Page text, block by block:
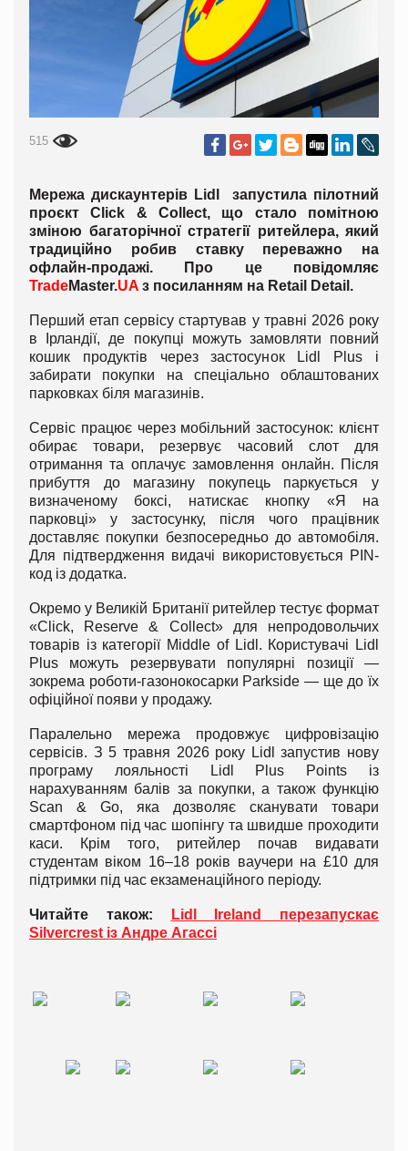
515
Мережа дискаунтерів Lidl запустила пілотний
проєкт Click & Collect, що стало помітною
зміною багаторічної стратегії ритейлера, який
традиційно робив ставку переважно на
офлайн-продажі. Про це повідомляє
TradeMaster.UA з посиланням на Retail Detail .
Перший етап сервісу стартував у травні 2026 року
в Ірландії, де покупці можуть замовляти повний
кошик продуктів через застосунок Lidl Plus і
забирати покупки на спеціально облаштованих
парковках біля магазинів.
Сервіс працює через мобільний застосунок: клієнт
обирає товари, резервує часовий слот для
отримання та оплачує замовлення онлайн. Після
прибуття до магазину покупець паркується у
визначеному боксі, натискає кнопку «Я на
парковці» у застосунку, після чого працівник
доставляє покупки безпосередньо до автомобіля.
Для підтвердження видачі використовується PIN-
код із додатка.
Окремо у Великій Британії ритейлер тестує формат
«Click, Reserve & Collect» для непродовольчих
товарів із категорії Middle of Lidl. Користувачі Lidl
Plus можуть резервувати популярні позиції —
зокрема роботи-газонокосарки Parkside — ще до їх
офіційної появи у продажу.
Паралельно мережа продовжує цифровізацію
сервісів. З 5 травня 2026 року Lidl запустив нову
програму лояльності Lidl Plus Points із
нарахуванням балів за покупки, а також функцію
Scan & Go, яка дозволяє сканувати товари
смартфоном під час шопінгу та швидше проходити
каси. Крім того, ритейлер почав видавати
студентам віком 16–18 років ваучери на £10 для
підтримки під час екзаменаційного періоду.
Читайте також:
Lidl Ireland перезапускає
Silvercrest із Андре Агассі